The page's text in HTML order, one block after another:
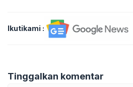
Ikutikami :
Tinggalkan komentar